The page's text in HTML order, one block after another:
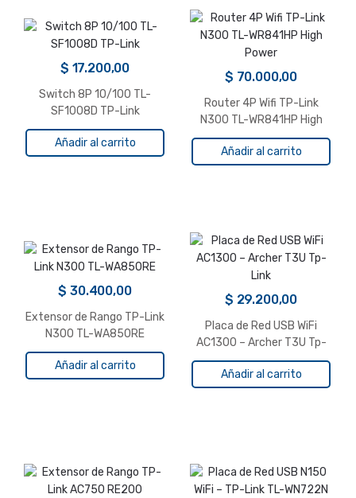
$ 17.200,00
Switch 8P 10/100 TL-
SF1008D TP-Link
Añadir al carrito
$ 70.000,00
Router 4P Wifi TP-Link
N300 TL-WR841HP High
Power
Añadir al carrito
$ 30.400,00
Extensor de Rango TP-Link
N300 TL-WA850RE
Añadir al carrito
$ 29.200,00
Placa de Red USB WiFi
AC1300 – Archer T3U Tp-
Link
Añadir al carrito